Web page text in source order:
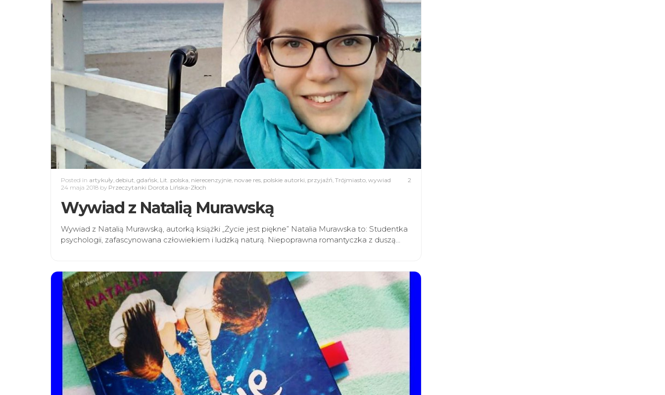
2
Posted in artykuły, debiut, gdańsk, Lit. polska, nierecenzyjnie, novae res, polskie autorki, przyjaźń, Trójmiasto, wywiad
24 maja 2018 by Przeczytanki Dorota Lińska-Złoch
Wywiad z Natalią Murawską
Wywiad z Natalią Murawską, autorką książki „Życie jest piękne” Natalia Murawska to: Studentka
psychologii, zafascynowana człowiekiem i ludzką naturą. Niepoprawna romantyczka z duszą…